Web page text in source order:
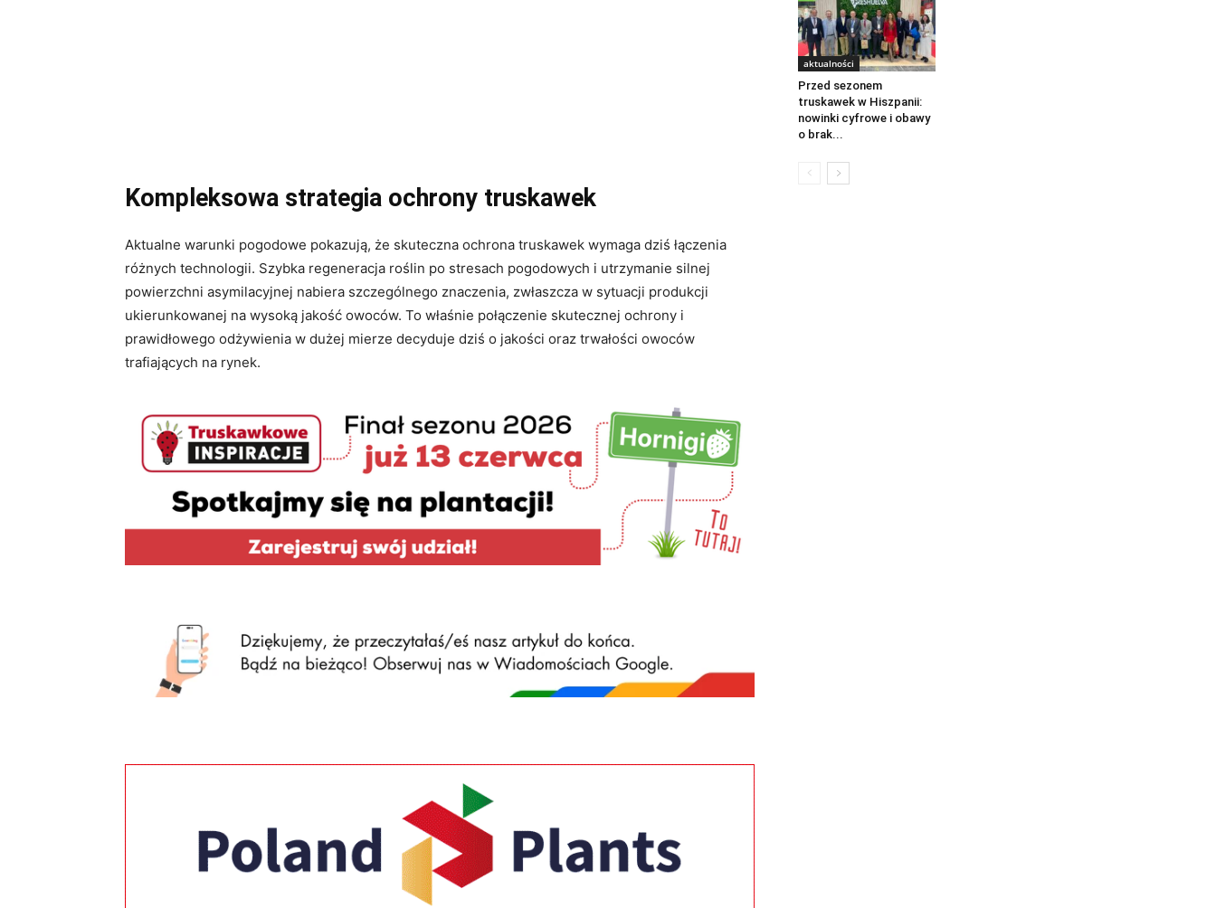
Kompleksowa strategia ochrony truskawek
Aktualne warunki pogodowe pokazują, że skuteczna ochrona truskawek wymaga dziś łączenia
różnych technologii. Szybka regeneracja roślin po stresach pogodowych i utrzymanie silnej
powierzchni asymilacyjnej nabiera szczególnego znaczenia, zwłaszcza w sytuacji produkcji
ukierunkowanej na wysoką jakość owoców. To właśnie połączenie skutecznej ochrony i
prawidłowego odżywienia w dużej mierze decyduje dziś o jakości oraz trwałości owoców
trafiających na rynek.
aktualności
Przed sezonem
truskawek w Hiszpanii:
nowinki cyfrowe i obawy
o brak...